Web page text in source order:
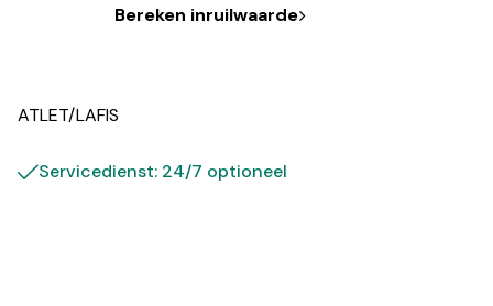
Bereken inruilwaarde
ATLET/LAFIS
Servicedienst: 24/7 optioneel